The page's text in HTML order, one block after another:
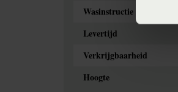
Wasinstructie
Levertijd
Verkrijgbaarheid
Hoogte